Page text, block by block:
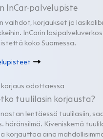
InCar-palvelupiste
vaihdot, korjaukset ja
InCarin
koko Suomessa.
korjaus odottaessa
tuulilasin korjausta?
lentäessä tuulilasiin,
häränsilmä. Kiveniskemä
korjauttaa aina